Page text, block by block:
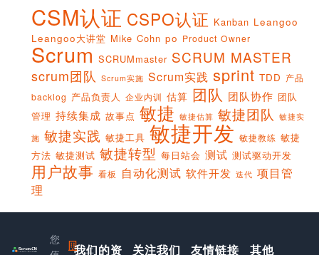
CSM认证 CSPO认证 Kanban Leangoo
Leangoo大讲堂 Mike Cohn po Product Owner
Scrum SCRUMmaster SCRUM MASTER
scrum团队 Scrum实施 Scrum实践 sprint TDD 产品
backlog 产品负责人 企业内训 估算 团队 团队协作 团队
管理 持续集成 故事点 敏捷 敏捷估算 敏捷团队 敏捷实
施 敏捷实践 敏捷工具 敏捷开发 敏捷教练 敏捷
方法 敏捷测试 敏捷转型 每日站会 测试 测试驱动开发
用户故事 看板 自动化测试 软件开发 迭代 项目管
理
您
上
我们的资
关注我们 友情链接 其他